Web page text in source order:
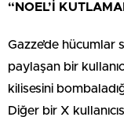
“NOEL’İ
Gazze’de hücumlar
paylaşan bir
kilisesini
Diğer bir X